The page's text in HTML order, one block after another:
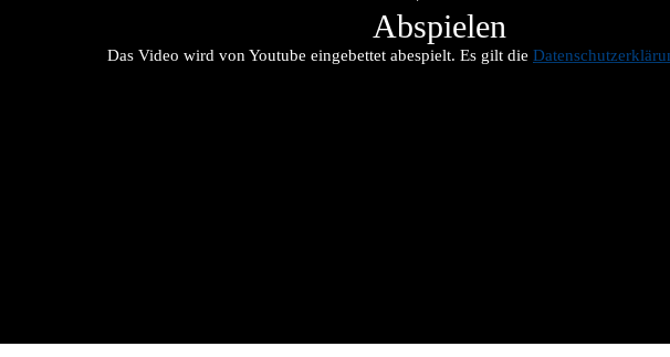
Abspielen
Das Video wird von Youtube eingebettet abespielt. Es gilt die